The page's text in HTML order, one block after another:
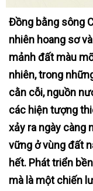
Đồng bằng sông
nhiên hoang sơ
mảnh đất màu
nhiên, trong
cằn cỗi, nguồn
các hiện tượng
xảy ra ngày càng
vững ở vùng đất
hết. Phát triển
mà là một chiến